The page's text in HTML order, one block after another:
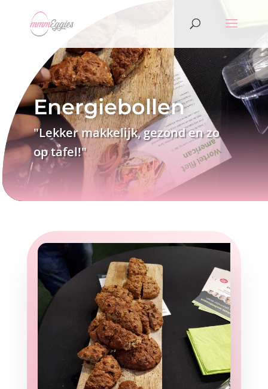
Energiebollen
"Lekker makkelijk, gezond en zo
op tafel!"